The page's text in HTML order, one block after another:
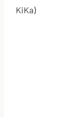
KiKa)